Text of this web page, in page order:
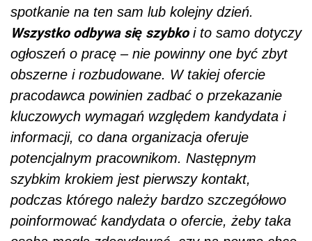
spotkanie na ten sam lub kolejny dzień.
Wszystko odbywa się szybkoi to samo dotyczy
ogłoszeń o pracę – nie powinny one być zbyt
obszerne i rozbudowane. W takiej ofercie
pracodawca powinien zadbać o przekazanie
kluczowych wymagań względem kandydata i
informacji, co dana organizacja oferuje
potencjalnym pracownikom. Następnym
szybkim krokiem jest pierwszy kontakt,
podczas którego należy bardzo szczegółowo
poinformować kandydata o ofercie, żeby taka